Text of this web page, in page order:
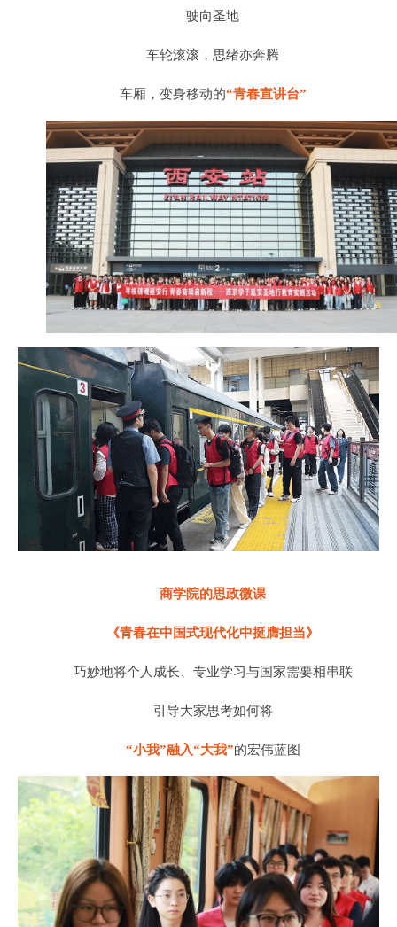
驶向圣地
车轮滚滚，思绪亦奔腾
车厢，变身移动的“青春宣讲台”
商学院的思政微课
《青春在中国式现代化中挺膺担当》
巧妙地将个人成长、专业学习与国家需要相串联
引导大家思考如何将
“小我”融入“大我”的宏伟蓝图